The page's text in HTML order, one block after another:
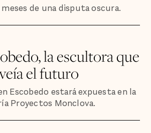
meses de una disputa oscura.
la escultora que
el futuro
Escobedo estará expuesta en la
Proyectos Monclova.